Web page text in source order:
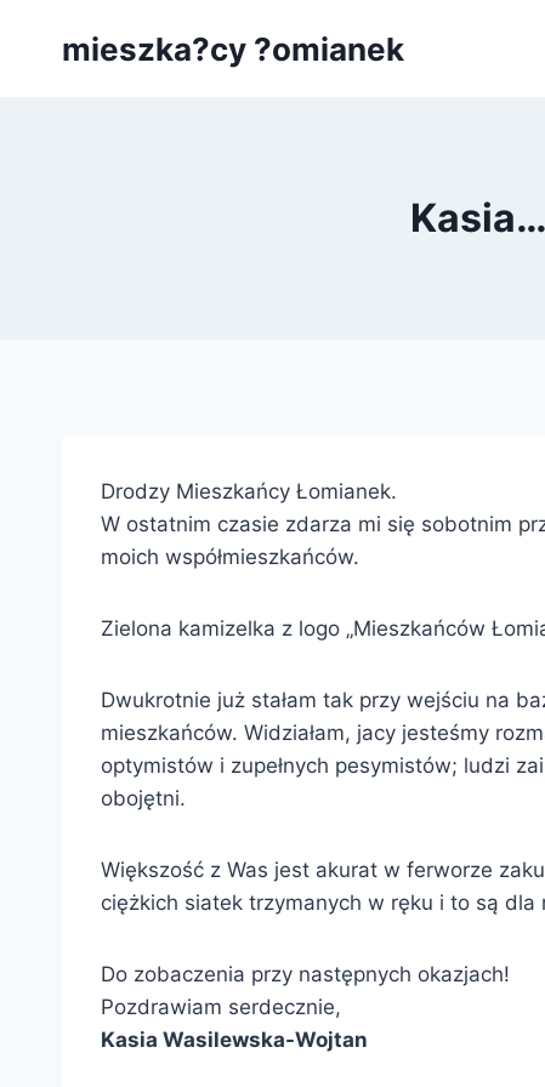
mieszka?cy ?omianek
Drodzy Mieszkańcy Łomianek.
W ostatnim czasie zdarza mi się sobotnim
moich współmieszkańców.
Zielona kamizelka z logo „Mieszkańców
Dwukrotnie już stałam tak przy wejściu na
mieszkańców. Widziałam, jacy jesteśmy
optymistów i zupełnych pesymistów; ludzi
obojętni.
Większość z Was jest akurat w ferworze
ciężkich siatek trzymanych w ręku i to są dla
Do zobaczenia przy następnych okazjach!
Pozdrawiam serdecznie,
Kasia Wasilewska-Wojtan